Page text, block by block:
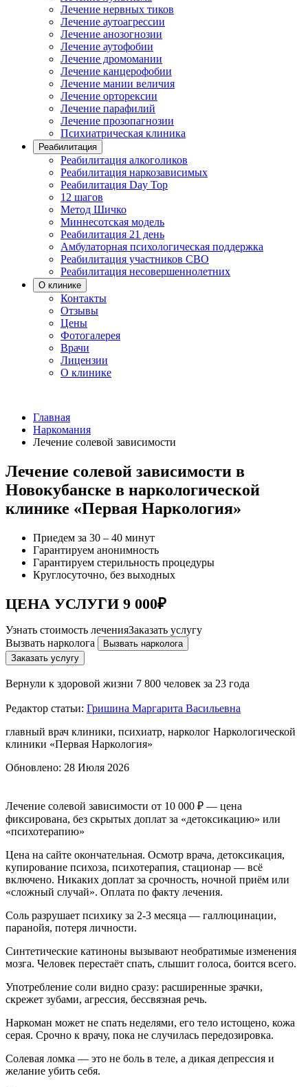
Лечение нервных тиков
Лечение аутоагрессии
Лечение анозогнозии
Лечение аутофобии
Лечение дромомании
Лечение канцерофобии
Лечение мании величия
Лечение орторексии
Лечение парафилий
Лечение прозопагнозии
Психиатрическая клиника
Реабилитация
Реабилитация алкоголиков
Реабилитация наркозависимых
Реабилитация Day Top
12 шагов
Метод Шичко
Миннесотская модель
Реабилитация 21 день
Амбулаторная психологическая поддержка
Реабилитация участников СВО
Реабилитация несовершеннолетних
О клинике
Контакты
Отзывы
Цены
Фотогалерея
Врачи
Лицензии
О клинике
Главная
Наркомания
Лечение солевой зависимости
Лечение солевой зависимости в
Новокубанске в наркологической
клинике «Первая Наркология»
Приедем за 30 – 40 минут
Гарантируем анонимность
Гарантируем стерильность процедуры
Круглосуточно, без выходных
ЦЕНА УСЛУГИ 9 000₽
Узнать стоимость леченияЗаказать услугу
Вызвать нарколога
Вызвать нарколога
Заказать услугу
Вернули к здоровой жизни 7 800 человек за 23 года
Редактор статьи: Гришина Маргарита Васильевна
главный врач клиники, психиатр, нарколог Наркологической
клиники «Первая Наркология»
Обновлено: 28 Июля 2026
Лечение солевой зависимости от 10 000 ₽ — цена
фиксирована, без скрытых доплат за «детоксикацию» или
«психотерапию»
Цена на сайте окончательная. Осмотр врача, детоксикация,
купирование психоза, психотерапия, стационар — всё
включено. Никаких доплат за срочность, ночной приём или
«сложный случай». Оплата по факту лечения.
Соль разрушает психику за 2-3 месяца — галлюцинации,
паранойя, потеря личности.
Синтетические катиноны вызывают необратимые изменения
мозга. Человек перестаёт спать, слышит голоса, боится всего.
Употребление соли видно сразу: расширенные зрачки,
скрежет зубами, агрессия, бессвязная речь.
Наркоман может не спать неделями, его тело истощено, кожа
серая. Срочно к врачу, пока не случилась передозировка.
Солевая ломка — это не боль в теле, а дикая депрессия и
желание убить себя.